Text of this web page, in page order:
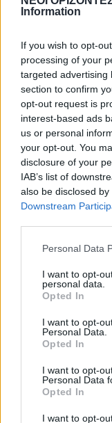
Information
If you wish to opt-
processing of your
targeted advertising
section to confirm
opt-out request is
interest-based ads
us or personal
your opt-out. You
disclosure of your
IAB’s list of
also be disclosed
Downstream
Personal Data
I want to opt-
personal data.
Opted In
I want to opt-
Personal Data.
Opted In
I want to opt-
Personal Data
Opted In
I want to opt-
Δημοφιλή